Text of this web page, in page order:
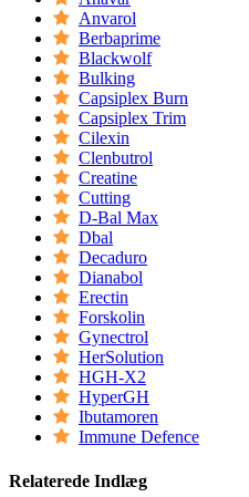
Anvarol
Berbaprime
Blackwolf
Bulking
Capsiplex Burn
Capsiplex Trim
Cilexin
Clenbutrol
Creatine
Cutting
D-Bal Max
Dbal
Decaduro
Dianabol
Erectin
Forskolin
Gynectrol
HerSolution
HGH-X2
HyperGH
Ibutamoren
Immune Defence
Relaterede Indlæg